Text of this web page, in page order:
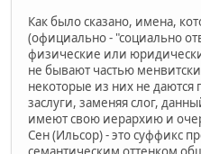
Как было сказано, имена,
(официально - "социально
физические или
не бывают частью
некоторые из них не даются
заслуги, заменяя слог,
имеют свою иерархию и
Сен (Ильсор) - это суффикс